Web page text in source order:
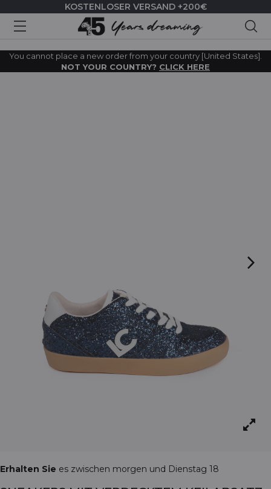
KOSTENLOSER VERSAND +200€
You cannot place a new order from your country [United States].
NOT YOUR COUNTRY? CLICK HERE
Erhalten Sie es zwischen morgen und Dienstag 18